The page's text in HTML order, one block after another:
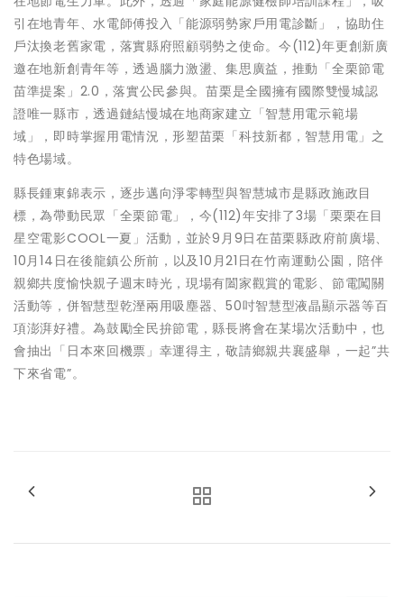
引在地青年、水電師傅投入「能源弱勢家戶用電診斷」，協助住
戶汰換老舊家電，落實縣府照顧弱勢之使命。今(112)年更創新廣
邀在地新創青年等，透過腦力激盪、集思廣益，推動「全栗節電
苗準提案」2.0，落實公民參與。苗栗是全國擁有國際雙慢城認
證唯一縣市，透過鏈結慢城在地商家建立「智慧用電示範場
域」，即時掌握用電情況，形塑苗栗「科技新都，智慧用電」之
特色場域。
縣長鍾東錦表示，逐步邁向淨零轉型與智慧城市是縣政施政目
標，為帶動民眾「全栗節電」，今(112)年安排了3場「栗栗在目
星空電影COOL一夏」活動，並於9月9日在苗栗縣政府前廣場、
10月14日在後龍鎮公所前，以及10月21日在竹南運動公園，陪伴
親鄉共度愉快親子週末時光，現場有闔家觀賞的電影、節電闖關
活動等，併智慧型乾溼兩用吸塵器、50吋智慧型液晶顯示器等百
項澎湃好禮。為鼓勵全民拚節電，縣長將會在某場次活動中，也
會抽出「日本來回機票」幸運得主，敬請鄉親共襄盛舉，一起”共
下來省電”。